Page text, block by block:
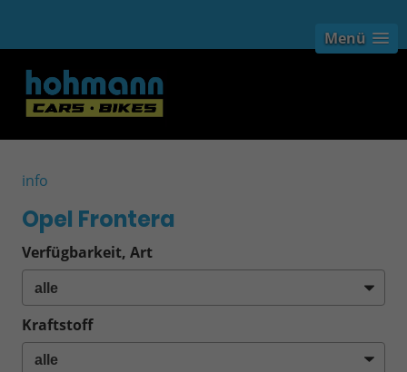
Menü
info
Opel Frontera
Verfügbarkeit, Art
Kraftstoff